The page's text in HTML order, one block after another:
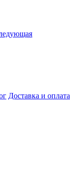
Доставка и оплата